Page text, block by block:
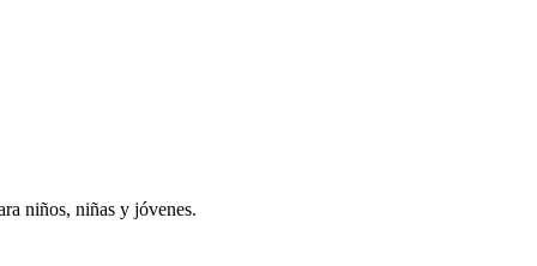
niños, niñas y jóvenes.